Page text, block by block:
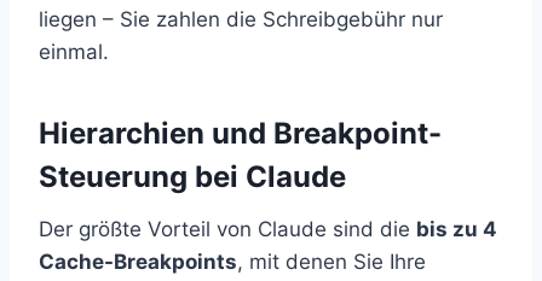
liegen – Sie zahlen die Schreibgebühr nur
einmal.
Hierarchien und Breakpoint-
Steuerung bei Claude
Der größte Vorteil von Claude sind die bis zu 4
Cache-Breakpoints, mit denen Sie Ihre